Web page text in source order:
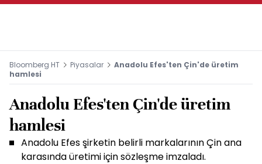
Bloomberg HT Piyasalar
Anadolu Efes'ten Çin'de üretim
hamlesi
Anadolu Efes'ten Çin'de üretim
hamlesi
Anadolu Efes şirketin belirli markalarının Çin ana
karasında üretimi için sözleşme imzaladı.